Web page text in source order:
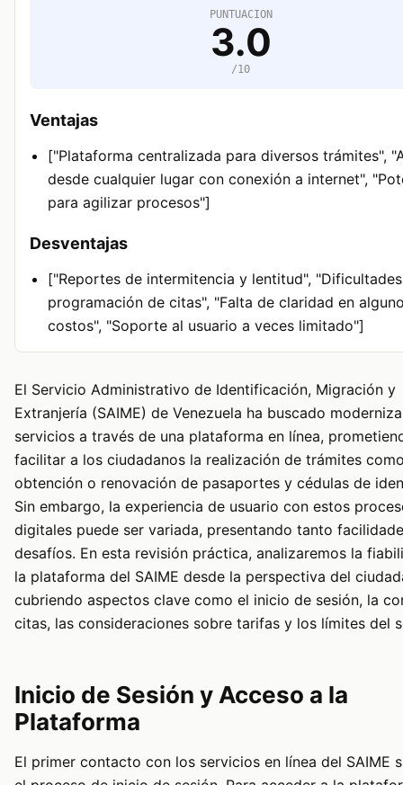
PUNTUACION
3.0
/10
Ventajas
["Plataforma centralizada para diversos trámites",
desde cualquier lugar con conexión a internet",
para agilizar procesos"]
Desventajas
["Reportes de intermitencia y lentitud",
programación de citas", "Falta de claridad en
costos", "Soporte al usuario a veces limitado"]
El Servicio Administrativo de Identificación, Migración y
Extranjería (SAIME) de Venezuela ha buscado
servicios a través de una plataforma en línea,
facilitar a los ciudadanos la realización de trámites
obtención o renovación de pasaportes y cédulas de
Sin embargo, la experiencia de usuario con estos
digitales puede ser variada, presentando tanto
desafíos. En esta revisión práctica, analizaremos la
la plataforma del SAIME desde la perspectiva del
cubriendo aspectos clave como el inicio de sesión, la
citas, las consideraciones sobre tarifas y los límites del
Inicio de Sesión y Acceso a la
Plataforma
El primer contacto con los servicios en línea del SAIME